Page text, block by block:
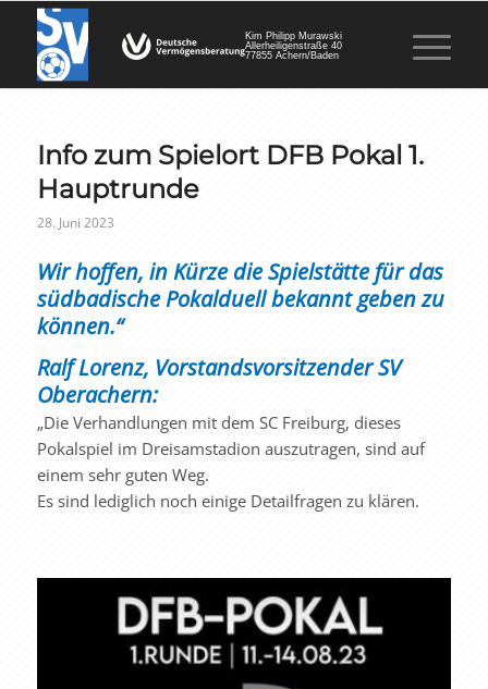
Kim Philipp Murawski
Allerheiligenstraße 40
77855 Achern/Baden
Info zum Spielort DFB Pokal 1.
Hauptrunde
28. Juni 2023
Wir hoffen, in Kürze die Spielstätte für das
südbadische Pokalduell bekannt geben zu
können.“
Ralf Lorenz, Vorstandsvorsitzender SV
Oberachern:
„Die Verhandlungen mit dem SC Freiburg, dieses
Pokalspiel im Dreisamstadion auszutragen, sind auf
einem sehr guten Weg.
Es sind lediglich noch einige Detailfragen zu klären.